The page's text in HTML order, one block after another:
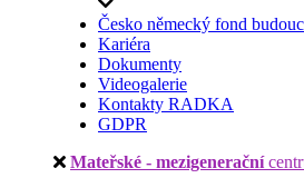
Česko německý fond
Kariéra
Dokumenty
Videogalerie
Kontakty RADKA
GDPR
Mateřské - mezigenerační